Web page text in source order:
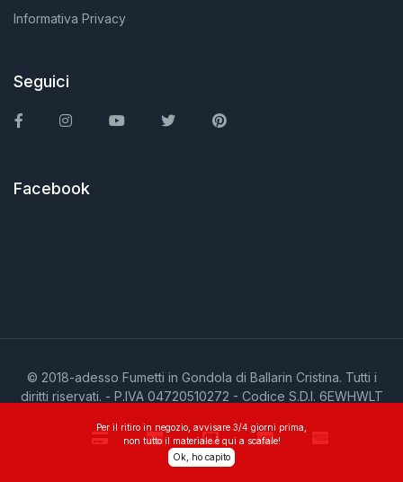
Informativa Privacy
Seguici
FacebookInstagramYou TubeTwitter Pinterest
Facebook
© 2018-adesso Fumetti in Gondola di Ballarin Cristina. Tutti i
diritti riservati. - P.IVA 04720510272 - Codice S.D.I. 6EWHWLT
Per il ritiro in negozio, avvisare 3/4 giorni prima,
non tutto il materiale è qui a scafale!
Ok, ho capito